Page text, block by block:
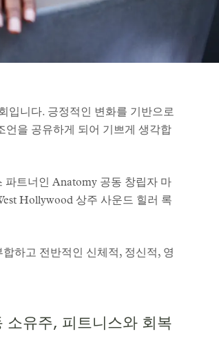
입니다. 긍정적인 변화를 기반으로
언을 공유하게 되어 기쁘게 생각합
파트너인 Anatomy 공동 창립자 마
Hollywood 상주 사운드 힐러 록
하고 전반적인 신체적, 정신적, 영
유주, 피트니스와 회복